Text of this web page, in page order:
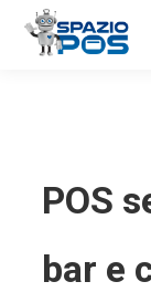
POS
bar e